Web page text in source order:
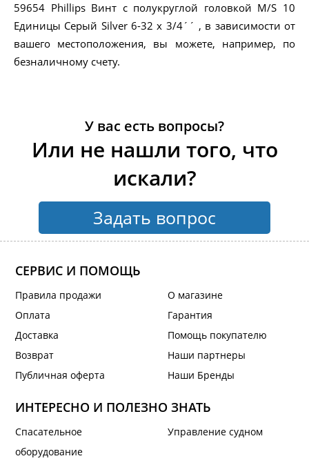
59654 Phillips Винт с полукруглой головкой M/S 10
Единицы Серый Silver 6-32 x 3/4´´ , в зависимости от
вашего местоположения, вы можете, например, по
безналичному счету.
У вас есть вопросы?
Или не нашли того, что
искали?
Задать вопрос
СЕРВИС И ПОМОЩЬ
Правила продажи
Оплата
Доставка
Возврат
Публичная оферта
О магазине
Гарантия
Помощь покупателю
Наши партнеры
Наши Бренды
ИНТЕРЕСНО И ПОЛЕЗНО ЗНАТЬ
Спасательное
оборудование
Управление судном